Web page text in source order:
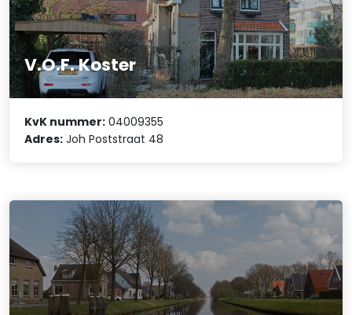
V.O.F. Koster
KvK nummer: 04009355
Adres: Joh Poststraat 48